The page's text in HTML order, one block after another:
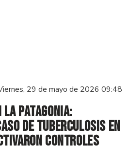
29 de mayo de 2026 09:48
la Patagonia:
de tuberculosis en
controles